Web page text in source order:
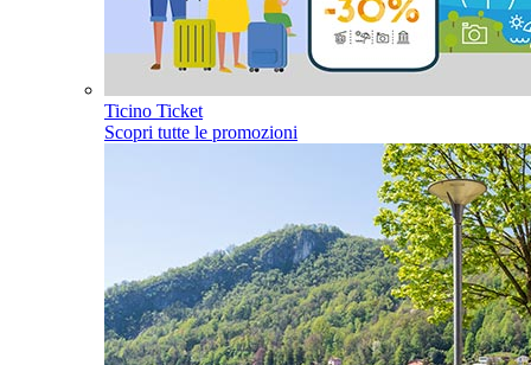
Ticino Ticket
Scopri tutte le promozioni